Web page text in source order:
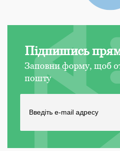
Підпишись
Заповни форму, щоб
пошту